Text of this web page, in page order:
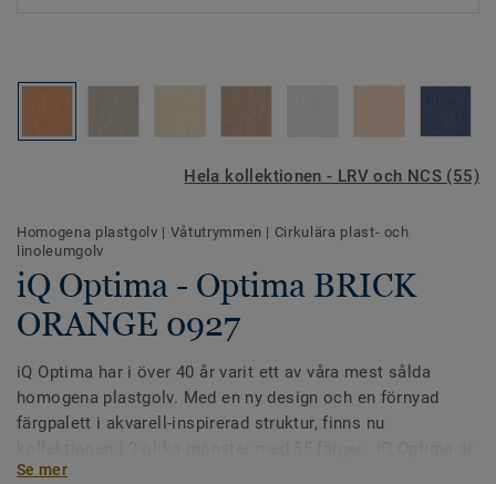
Hela kollektionen - LRV och NCS (55)
Homogena plastgolv | Våtutrymmen | Cirkulära plast- och
linoleumgolv
iQ Optima - Optima BRICK
ORANGE 0927
iQ Optima har i över 40 år varit ett av våra mest sålda
homogena plastgolv. Med en ny design och en förnyad
färgpalett i akvarell-inspirerad struktur, finns nu
känd för sin PUR-yta som tydligt förlänger livslängden och
Se mer